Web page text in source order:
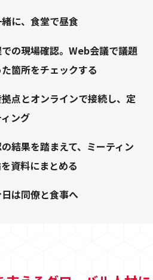
に、食堂で昼食
の現場確認。Web会議で議題
箇所をチェックする
点とオンラインで接続し、定
ング
結果を踏まえて、ミーティン
資料にまとめる
は同僚と食事へ